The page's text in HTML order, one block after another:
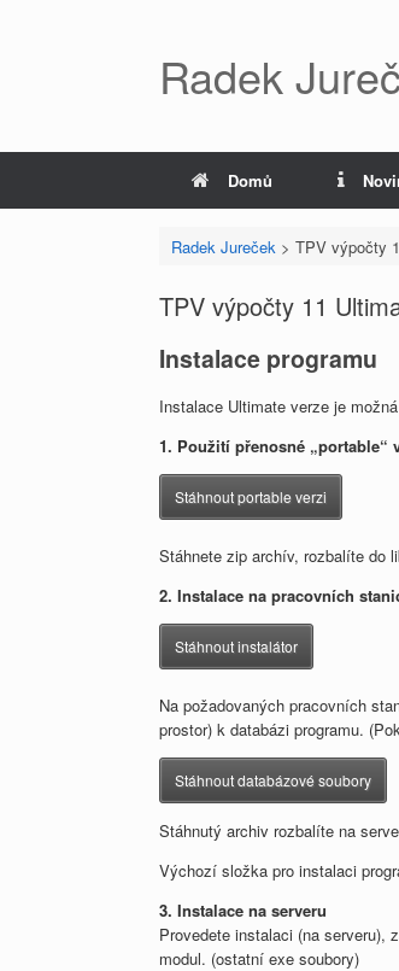
Radek
Domů
Radek Jureček > TPV výpočty
TPV výpočty 11
Instalace programu
Instalace Ultimate verze je
1. Použití přenosné „portable“
Stáhnout portable verzi
Stáhnete zip archív, rozbalíte do
2. Instalace na pracovních
Stáhnout instalátor
Na požadovaných pracovních
prostor) k databázi programu.
Stáhnout databázové soubory
Stáhnutý archiv rozbalíte na
Výchozí složka pro instalaci
3. Instalace na serveru
Provedete instalaci (na serveru),
modul. (ostatní exe soubory)